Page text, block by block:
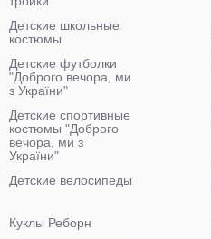
Детские школьные
костюмы
Детские футболки
"Доброго вечора, ми
з України"
Детские спортивные
костюмы "Доброго
вечора, ми з
України"
Детские велосипеды
Куклы Реборн